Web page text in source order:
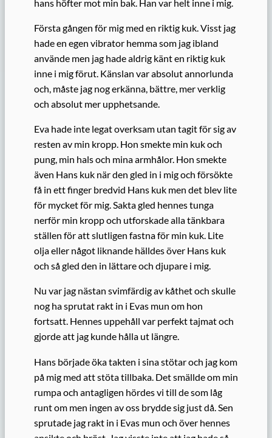
hans höfter mot min bak. Han var helt inne i mig.
Första gången för mig med en riktig kuk. Visst jag
hade en egen vibrator hemma som jag ibland
använde men jag hade aldrig känt en riktig kuk
inne i mig förut. Känslan var absolut annorlunda
och, måste jag nog erkänna, bättre, mer verklig
och absolut mer upphetsande.
Eva hade inte legat overksam utan tagit för sig av
resten av min kropp. Hon smekte min kuk och
pung, min hals och mina armhålor. Hon smekte
även Hans kuk när den gled in i mig och försökte
få in ett finger bredvid Hans kuk men det blev lite
för mycket för mig. Sakta gled hennes tunga
nerför min kropp och utforskade alla tänkbara
ställen för att slutligen fastna för min kuk. Lite
olja eller något liknande hälldes över Hans kuk
och så gled den in lättare och djupare i mig.
Nu var jag nästan svimfärdig av kåthet och skulle
nog ha sprutat rakt in i Evas mun om hon
fortsatt. Hennes uppehåll var perfekt tajmat och
gjorde att jag kunde hålla ut längre.
Hans började öka takten i sina stötar och jag kom
på mig med att stöta tillbaka. Det smällde om min
rumpa och antagligen hördes vi till de som låg
runt om men ingen av oss brydde sig just då. Sen
sprutade jag rakt in i Evas mun och över hennes